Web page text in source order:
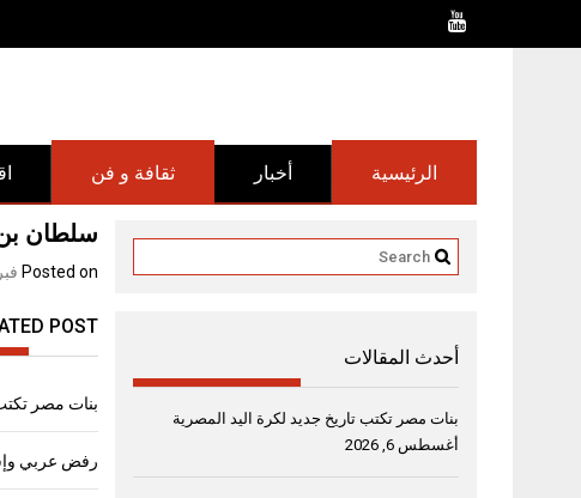
ثقافة و فن أخبار الرئيسية
سلطان بن
Posted on
POST
بنات مصر
رفض عربي
أحدث المقالات
بنات مصر تكتب تاريخ جديد لكرة اليد المصرية
أغسطس 6, 2026